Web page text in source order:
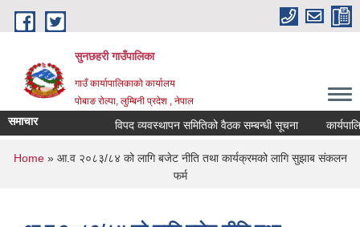
Skip to main content
सुनछहरी गाउँपालिका
गाउँ कार्यापालिकाको कार्यालय
पोबाङ रोल्पा, लुम्बिनी प्रदेश , नेपाल
समाचार विपद व्यवस्थापन समितिको वैठक सम्बन्धी सूचना
You are here
Home» आ.व २०८३/८४ को लागि बजेट नीति तथा कार्यक्रमको लागि सुझाब संकलन
फर्म